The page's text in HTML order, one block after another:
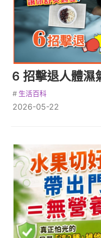
6 招擊退人體濕
# 生活百科
2026-05-22